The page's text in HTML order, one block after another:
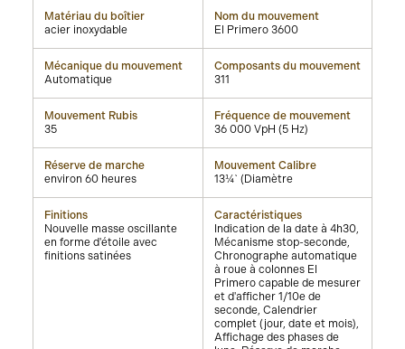
Matériau du boîtier
acier inoxydable
Nom du mouvement
El Primero 3600
Mécanique du mouvement
Automatique
Composants du mouvement
311
Mouvement Rubis
35
Fréquence de mouvement
36 000 VpH (5 Hz)
Réserve de marche
environ 60 heures
Mouvement Calibre
13¼` (Diamètre
Finitions
Nouvelle masse oscillante
en forme d'étoile avec
finitions satinées
Caractéristiques
Indication de la date à 4h30,
Mécanisme stop-seconde,
Chronographe automatique
à roue à colonnes El
Primero capable de mesurer
et d'afficher 1/10e de
seconde, Calendrier
complet (jour, date et mois),
Affichage des phases de